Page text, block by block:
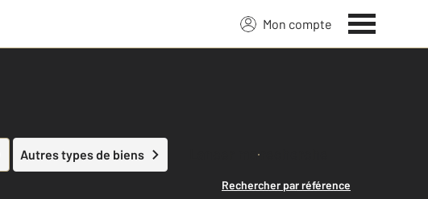
Mon compte
Autres types de biens Lancer ma recherche
Rechercher par référence